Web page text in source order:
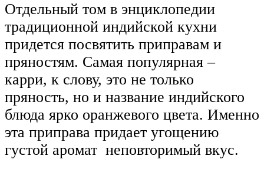
Отдельный том в энциклопедии
традиционной индийской кухни
придется посвятить приправам и
пряностям. Самая популярная –
карри, к слову, это не только
пряность, но и название индийского
блюда ярко оранжевого цвета. Именно
эта приправа придает угощению
густой аромат неповторимый вкус.